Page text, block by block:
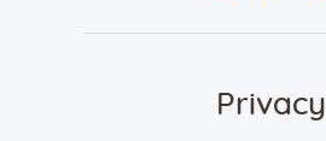
Privacy